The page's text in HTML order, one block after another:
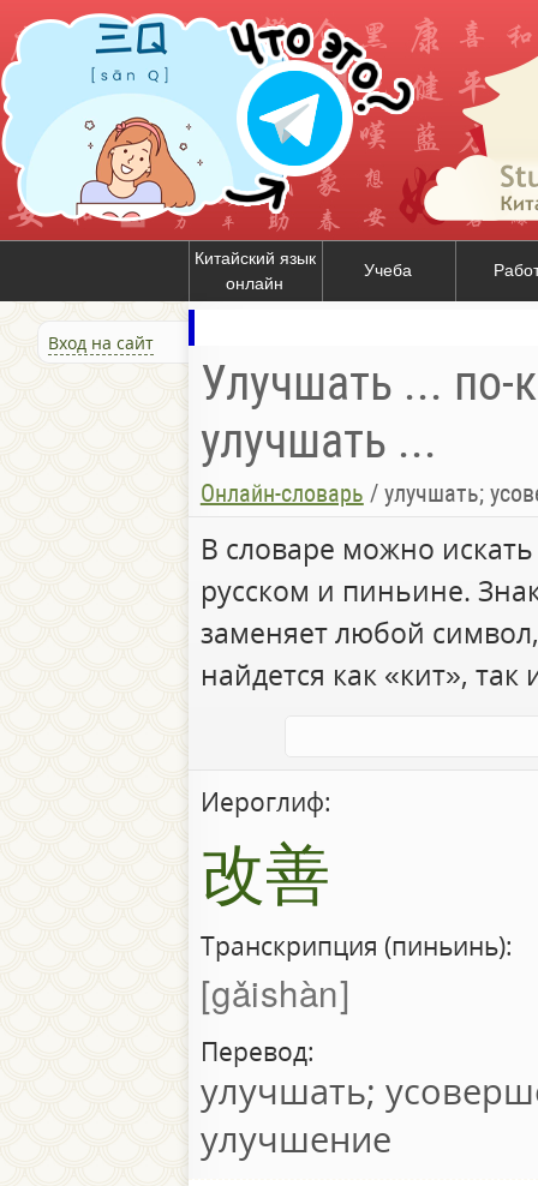
Китайский язык
онлайн
Учеба
Вход на сайт
Улучшать ... по-
улучшать ...
Онлайн-словарь / улучшать;
В словаре можно
русском и пиньине.
заменяет любой
найдется как «кит», так
Иероглиф:
改善
Транскрипция (пиньинь):
gǎishàn
Перевод:
улучшать;
улучшение